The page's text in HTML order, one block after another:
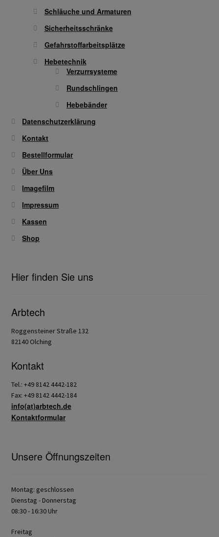
Schläuche und Armaturen
Sicherheitsschränke
Gefahrstoffarbeitsplätze
Hebetechnik
Verzurrsysteme
Rundschlingen
Hebebänder
Datenschutzerklärung
Kontakt
Bestellformular
Über Uns
Imagefilm
Impressum
Kassen
Shop
Hier finden Sie uns
Arbtech
Roggensteiner Straße 132
82140 Olching
Kontakt
Tel.: +49 8142 4442-182
Fax: +49 8142 4442-184
info(at)arbtech.de
Kontaktformular
Unsere Öffnungszeiten
Montag: geschlossen
Dienstag - Donnerstag
08:30 - 16:30 Uhr
Freitag